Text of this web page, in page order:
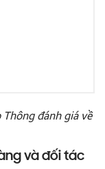
đánh giá về
và đối tác